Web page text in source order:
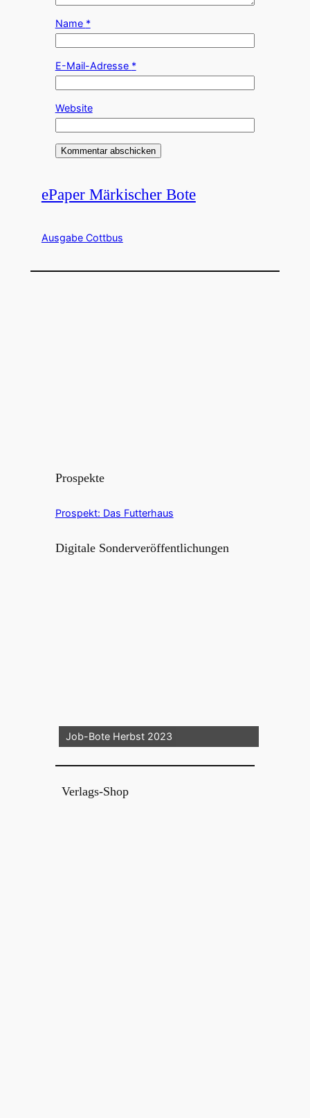
Name *
E-Mail-Adresse *
Website
ePaper Märkischer Bote
Ausgabe Cottbus
Prospekte
Prospekt: Das Futterhaus
Digitale Sonderveröffentlichungen
Job-Bote Herbst 2023
Verlags-Shop